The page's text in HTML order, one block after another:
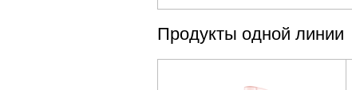
Продукты одной линии